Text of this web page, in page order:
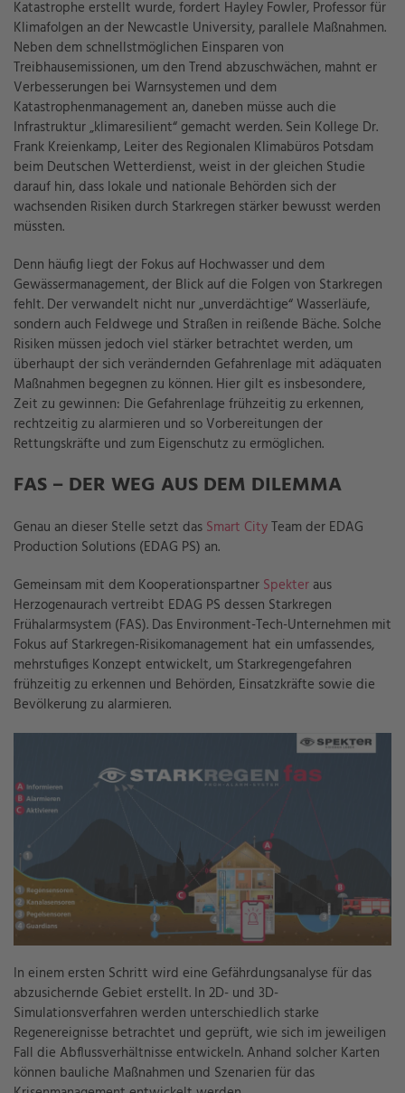
Katastrophe erstellt wurde, fordert Hayley Fowler, Professor für
Klimafolgen an der Newcastle University, parallele Maßnahmen.
Neben dem schnellstmöglichen Einsparen von
Treibhausemissionen, um den Trend abzuschwächen, mahnt er
Verbesserungen bei Warnsystemen und dem
Katastrophenmanagement an, daneben müsse auch die
Infrastruktur „klimaresilient“ gemacht werden. Sein Kollege Dr.
Frank Kreienkamp, Leiter des Regionalen Klimabüros Potsdam
beim Deutschen Wetterdienst, weist in der gleichen Studie
darauf hin, dass lokale und nationale Behörden sich der
wachsenden Risiken durch Starkregen stärker bewusst werden
müssten.
Denn häufig liegt der Fokus auf Hochwasser und dem
Gewässermanagement, der Blick auf die Folgen von Starkregen
fehlt. Der verwandelt nicht nur „unverdächtige“ Wasserläufe,
sondern auch Feldwege und Straßen in reißende Bäche. Solche
Risiken müssen jedoch viel stärker betrachtet werden, um
überhaupt der sich verändernden Gefahrenlage mit adäquaten
Maßnahmen begegnen zu können. Hier gilt es insbesondere,
Zeit zu gewinnen: Die Gefahrenlage frühzeitig zu erkennen,
rechtzeitig zu alarmieren und so Vorbereitungen der
Rettungskräfte und zum Eigenschutz zu ermöglichen.
FAS – DER WEG AUS DEM DILEMMA
Genau an dieser Stelle setzt das Smart CityTeam der EDAG
Production Solutions (EDAG PS) an.
Gemeinsam mit dem Kooperationspartner Spekter aus
Herzogenaurach vertreibt EDAG PS dessen Starkregen
Frühalarmsystem (FAS). Das Environment-Tech-Unternehmen mit
Fokus auf Starkregen-Risikomanagement hat ein umfassendes,
mehrstufiges Konzept entwickelt, um Starkregengefahren
frühzeitig zu erkennen und Behörden, Einsatzkräfte sowie die
Bevölkerung zu alarmieren.
In einem ersten Schritt wird eine Gefährdungsanalyse für das
abzusichernde Gebiet erstellt. In 2D- und 3D-
Simulationsverfahren werden unterschiedlich starke
Regenereignisse betrachtet und geprüft, wie sich im jeweiligen
Fall die Abflussverhältnisse entwickeln. Anhand solcher Karten
können bauliche Maßnahmen und Szenarien für das